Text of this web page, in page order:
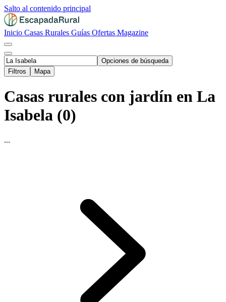
Salto al contenido principal
Inicio Casas Rurales Guías Ofertas Magazine
Opciones de búsqueda
Filtros
Mapa
Casas rurales con jardín en La
Isabela (0)
...